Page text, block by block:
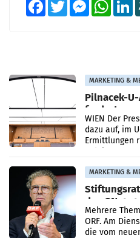
MARKETING &
Pilnacek-
fordert
WIEN Der
dazu auf, im
Ermittlungen
MARKETING &
den SN
Mehrere
ORF. Am
die vom